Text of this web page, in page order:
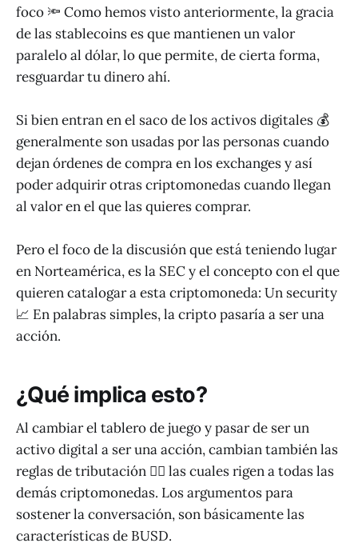
foco 🔦 Como hemos visto anteriormente, la gracia
de las stablecoins es que mantienen un valor
paralelo al dólar, lo que permite, de cierta forma,
resguardar tu dinero ahí.
Si bien entran en el saco de los activos digitales 💰
generalmente son usadas por las personas cuando
dejan órdenes de compra en los exchanges y así
poder adquirir otras criptomonedas cuando llegan
al valor en el que las quieres comprar.
Pero el foco de la discusión que está teniendo lugar
en Norteamérica, es la SEC y el concepto con el que
quieren catalogar a esta criptomoneda: Un security
📈 En palabras simples, la cripto pasaría a ser una
acción.
¿Qué implica esto?
Al cambiar el tablero de juego y pasar de ser un
activo digital a ser una acción, cambian también las
reglas de tributación 👨‍⚖️ las cuales rigen a todas las
demás criptomonedas. Los argumentos para
sostener la conversación, son básicamente las
características de BUSD.